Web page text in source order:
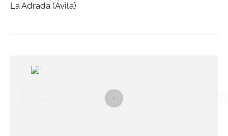
La Adrada (Ávila)